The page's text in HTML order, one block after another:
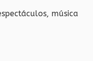
música